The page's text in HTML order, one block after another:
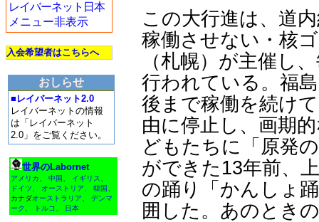
レイバーネット日本
メニュー非表示
入会希望者はこちらへ
おしらせ
■レイバーネット2.0
レイバーネットの情報
は「レイバーネット
2.0」をご覧ください。
世界のLabornet
アメリカ 中国 イギリス
ドイツ
オーストリア 韓国
カナダオーストラリア
デンマ
ーク
トルコ 日本
この大行進は、道
稼働させない・核
（札幌）が主催し
行われている。福
後まで稼働を続け
由に停止し、画期
どもたちに「原発
ができた13年前、
の踊り「かんしょ
囲した。あのとき